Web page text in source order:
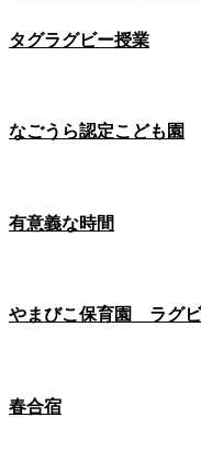
タグラグビー授業
なごうら認定こども園
有意義な時間
やまびこ保育園 ラグ
春合宿